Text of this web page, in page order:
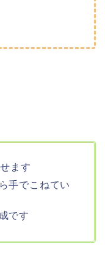
ます
手でこねてい
です